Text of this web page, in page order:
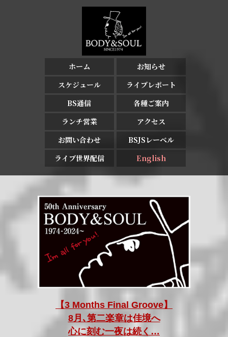
ホーム
お知らせ
スケジュール
ライブレポート
BS通信
各種ご案内
ランチ営業
アクセス
お問い合わせ
BSJSレーベル
ライブ世界配信
English
【3 Months Final Groove】
8月､第二楽章は佳境へ
心に刻む一夜は続く…